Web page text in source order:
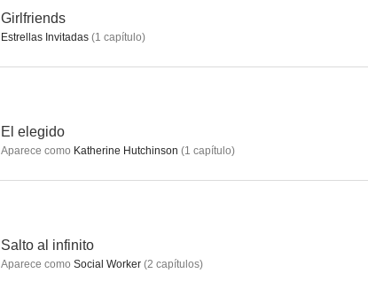
Girlfriends
Estrellas Invitadas (1 capítulo)
El elegido
Aparece como Katherine Hutchinson (1 capítulo)
Salto al infinito
Aparece como Social Worker (2 capítulos)